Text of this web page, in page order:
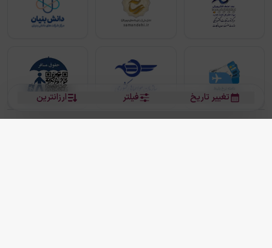
ارزانترین فیلتر تغییر تاریخ